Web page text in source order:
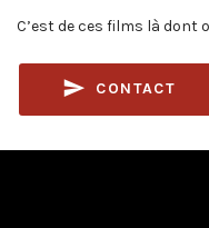
C’est de ces films là dont
CONTACT